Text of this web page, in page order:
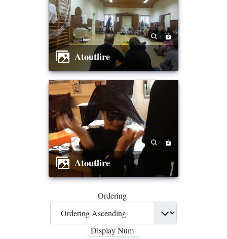
Atoutlire
Atoutlire
Ordering
Display Num